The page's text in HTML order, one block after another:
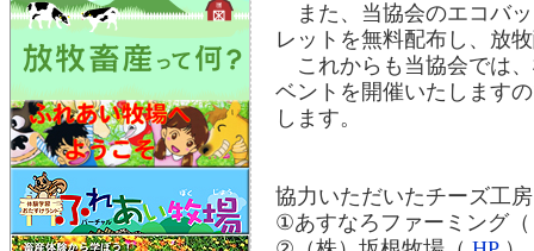
また、当協会のエコバ
レットを無料配布し、放
これからも当協会では
ベントを開催いたします
します。
協力いただいたチーズ工房
①あすなろファーミング